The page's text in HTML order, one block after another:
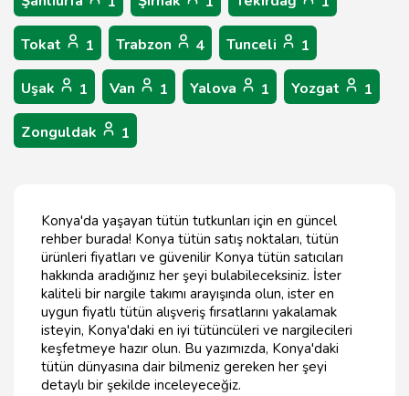
Tokat 1 Trabzon 4 Tunceli 1
Uşak 1 Van 1 Yalova 1 Yozgat 1
Zonguldak 1
Konya'da yaşayan tütün tutkunları için en güncel
rehber burada! Konya tütün satış noktaları, tütün
ürünleri fiyatları ve güvenilir Konya tütün satıcıları
hakkında aradığınız her şeyi bulabileceksiniz. İster
kaliteli bir nargile takımı arayışında olun, ister en
uygun fiyatlı tütün alışveriş fırsatlarını yakalamak
isteyin, Konya'daki en iyi tütüncüleri ve nargilecileri
keşfetmeye hazır olun. Bu yazımızda, Konya'daki
tütün dünyasına dair bilmeniz gereken her şeyi
detaylı bir şekilde inceleyeceğiz.